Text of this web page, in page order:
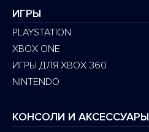
ИГРЫ
PLAYSTATION
XBOX ONE
ИГРЫ ДЛЯ XBOX 360
NINTENDO
КОНСОЛИ И АКСЕССУАРЫ